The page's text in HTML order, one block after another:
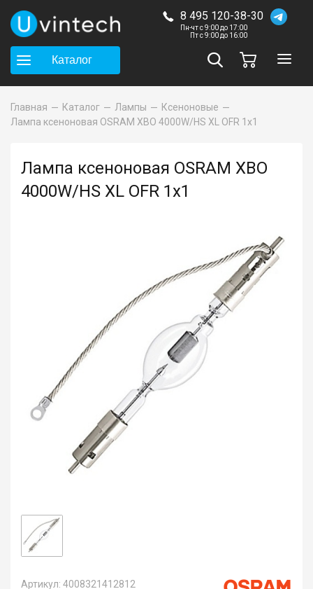
8 495 120-38-30
Пн-чт с 9:00 до 17:00
Пт с 9:00 до 16:00
Каталог
Главная Каталог Лампы
Ксеноновые
Лампа ксеноновая OSRAM XBO 4000W/HS XL OFR 1x1
Лампа ксеноновая OSRAM XBO
4000W/HS XL OFR 1x1
Артикул: 4008321412812